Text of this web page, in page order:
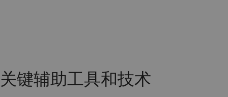
关键辅助工具和技术